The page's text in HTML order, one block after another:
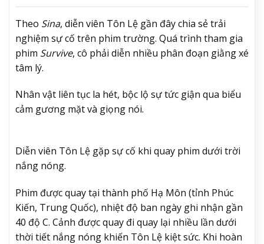
Theo Sina, diễn viên Tôn Lệ gần đây chia sẻ trải
nghiệm sự cố trên phim trường. Quá trình tham gia
phim Survive, cô phải diễn nhiều phân đoạn giằng xé
tâm lý.
Nhân vật liên tục la hét, bộc lộ sự tức giận qua biểu
cảm gương mặt và giọng nói.
Diễn viên Tôn Lệ gặp sự cố khi quay phim dưới trời
nắng nóng.
Phim được quay tại thành phố Hạ Môn (tỉnh Phúc
Kiến, Trung Quốc), nhiệt độ ban ngày ghi nhận gần
40 độ C. Cảnh được quay đi quay lại nhiều lần dưới
thời tiết nắng nóng khiến Tôn Lệ kiệt sức. Khi hoàn